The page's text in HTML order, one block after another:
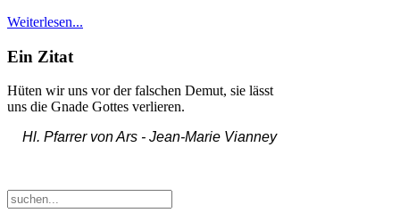
Weiterlesen...
Ein Zitat
Hüten wir uns vor der falschen Demut, sie lässt
uns die Gnade Gottes verlieren.
Hl. Pfarrer von Ars -Jean-Marie Vianney